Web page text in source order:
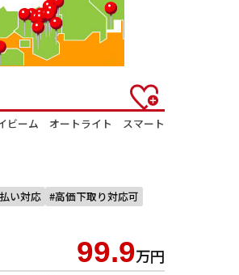
ビーム オートライト スマート
い対応
高価下取り対応可
99.9万円